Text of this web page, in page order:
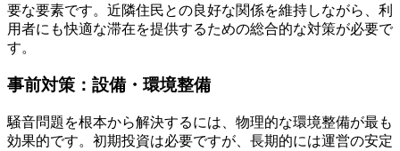
要な要素です。近隣住民との良好な関係を維持しながら、利
用者にも快適な滞在を提供するための総合的な対策が必要で
す。
事前対策：設備・環境整備
騒音問題を根本から解決するには、物理的な環境整備が最も
効果的です。初期投資は必要ですが、長期的には運営の安定